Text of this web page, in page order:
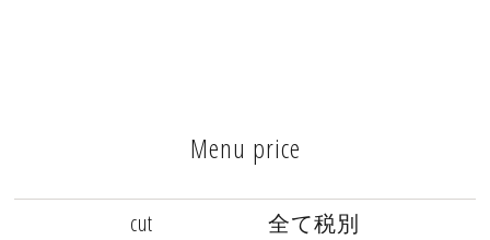
Menu price
cut 全て税別